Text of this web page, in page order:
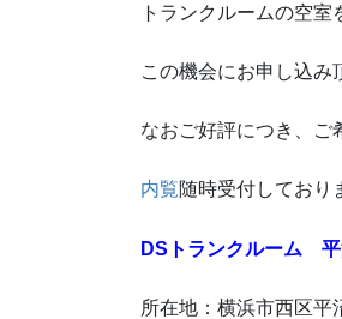
トランクルームの空
この機会にお申し込み
なおご好評につき、ご
内覧随時受付しており
DSトランクルーム
所在地：横浜市西区